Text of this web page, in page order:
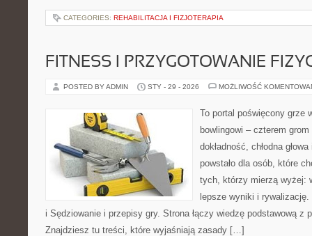
CATEGORIES: REHABILITACJA I FIZJOTERAPIA
FITNESS I PRZYGOTOWANIE
POSTED BY ADMIN STY - 29 - 2026 MOŻLIWOŚĆ
To portal poświęcony grze
bowlingowi – czterem
dokładność, chłodna
powstało dla osób, które
tych, którzy mierzą wyżej:
lepsze wyniki i
i Sędziowanie i przepisy gry. Strona łączy wiedzę podstawową z
Znajdziesz tu treści, które wyjaśniają zasady […]